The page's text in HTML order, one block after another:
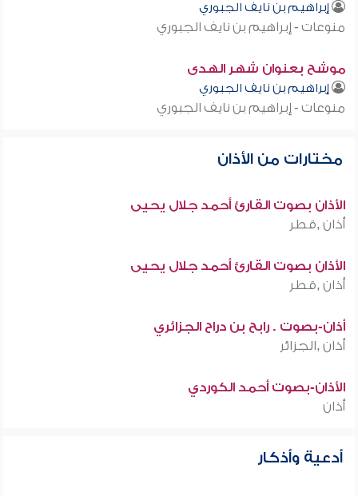
إبراهيم بن نايف الجبوري
منوعات - إبراهيم بن نايف الجبوري
موشح بعنوان شهر الهدى
إبراهيم بن نايف الجبوري
منوعات - إبراهيم بن نايف الجبوري
مختارات من الأذان
الأذان بصوت القارئ أحمد جلال يحيى
أذان ,قطر
الأذان بصوت القارئ أحمد جلال يحيى
أذان ,قطر
أذان-بصوت . رابح بن دراح الجزائري
أذان ,الجزائر
الأذان-بصوت أحمد الكوردي
أذان
أدعية وأذكار